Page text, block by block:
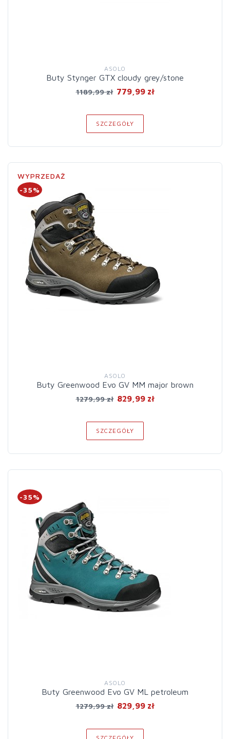
ASOLO
Buty Stynger GTX cloudy grey/stone
1189,99 zł 779,99 zł
SZCZEGÓŁY
WYPRZEDAŻ
-35%
ASOLO
Buty Greenwood Evo GV MM major brown
1279,99 zł 829,99 zł
SZCZEGÓŁY
-35%
ASOLO
Buty Greenwood Evo GV ML petroleum
1279,99 zł 829,99 zł